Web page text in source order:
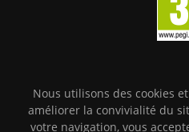
Nous utilisons des cookies
améliorer la convivialité du
votre navigation, vous